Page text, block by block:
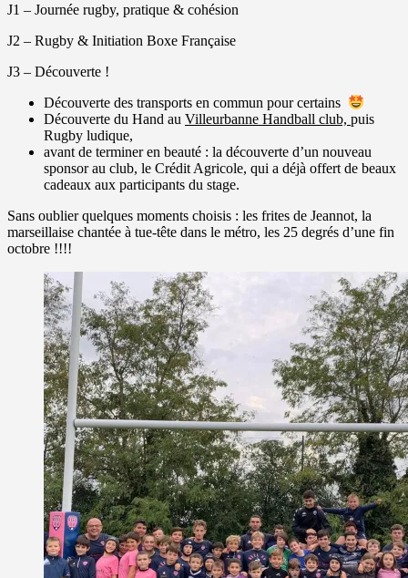
J1 – Journée rugby, pratique & cohésion
J2 – Rugby & Initiation Boxe Française
J3 – Découverte !
Découverte des transports en commun pour certains
Découverte du Hand au Villeurbanne Handball club, puis
Rugby ludique,
avant de terminer en beauté : la découverte d’un nouveau
sponsor au club, le Crédit Agricole, qui a déjà offert de beaux
cadeaux aux participants du stage.
Sans oublier quelques moments choisis : les frites de Jeannot, la
marseillaise chantée à tue-tête dans le métro, les 25 degrés d’une fin
octobre !!!!